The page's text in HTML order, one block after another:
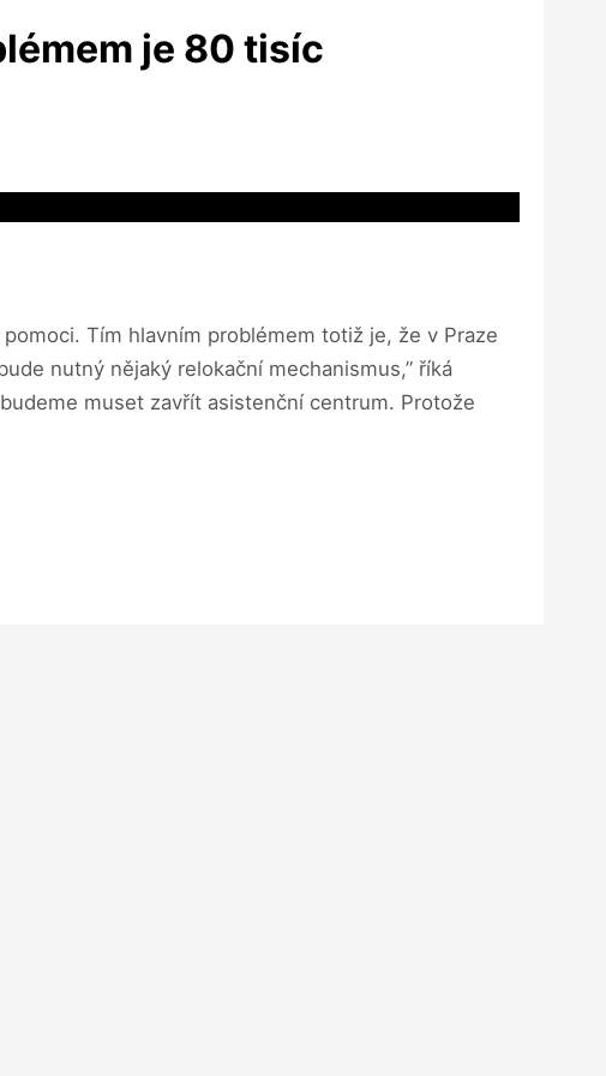
je 80 tisíc
Tím hlavním problémem totiž je, že v Praze
nutný nějaký relokační mechanismus,” říká
muset zavřít asistenční centrum. Protože